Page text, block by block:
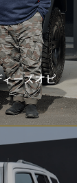
ーズオピ